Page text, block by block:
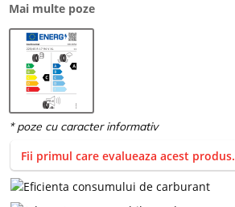
Mai multe poze
Fii primul care evalueaza acest produs.